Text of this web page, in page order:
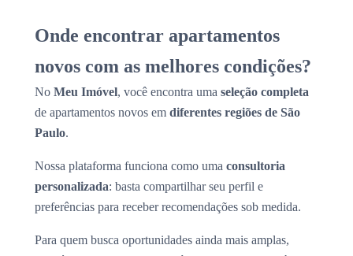
Onde encontrar apartamentos
novos com as melhores condições?
No Meu Imóvel, você encontra uma seleção completa
de apartamentos novos em diferentes regiões de São
Paulo.
Nossa plataforma funciona como uma consultoria
personalizada: basta compartilhar seu perfil e
preferências para receber recomendações sob medida.
Para quem busca oportunidades ainda mais amplas,